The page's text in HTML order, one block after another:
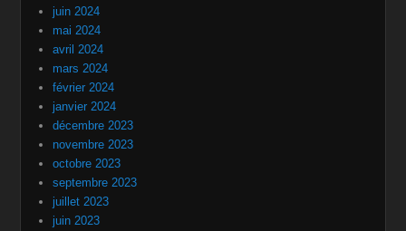
juin 2024
mai 2024
avril 2024
mars 2024
février 2024
janvier 2024
décembre 2023
novembre 2023
octobre 2023
septembre 2023
juillet 2023
juin 2023